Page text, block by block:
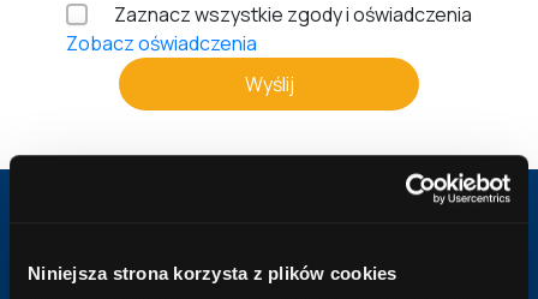
Niniejsza strona korzysta z plików cookies
Zaznacz wszystkie zgody i oświadczenia
Zobacz oświadczenia
Wyślij
Kredyt zawsze na dobrych warunkach!